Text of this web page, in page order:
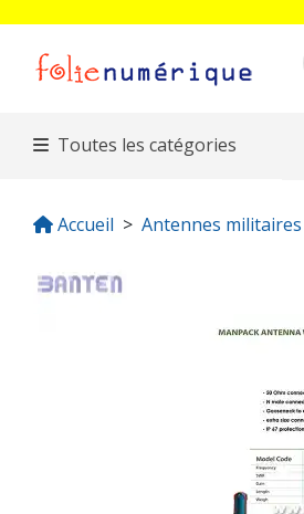
Toutes les catégories
Accueil Antennes militaires